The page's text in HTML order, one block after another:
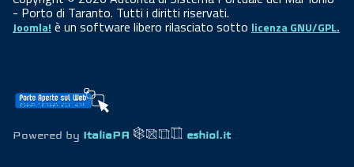
- Porto di Taranto. Tutti i diritti riservati.
Joomla! è un software libero rilasciato sotto licenza GNU/GPL.
Powered by ItaliaPA eshiol.it